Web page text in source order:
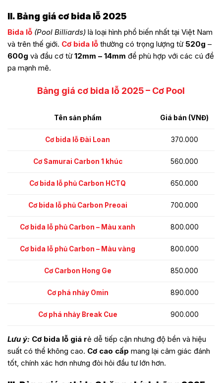
II. Bảng giá cơ bida lỗ 2025
Bida lỗ (Pool Billiards) là loại hình phổ biến nhất tại Việt Nam
và trên thế giới. Cơ bida lỗ thường có trọng lượng từ 520g –
600g và đầu cơ từ 12mm – 14mm để phù hợp với các cú đề
pa mạnh mẽ.
Bảng giá cơ bida lỗ 2025 – Cơ Pool
Tên sản phẩm Giá bán (VNĐ)
Cơ bida lỗ Đài Loan 370.000
Cơ Samurai Carbon 1 khúc 560.000
Cơ bida lỗ phủ Carbon HCTQ 650.000
Cơ bida lỗ phủ Carbon Preoai 700.000
Cơ bida lỗ phủ Carbon – Màu xanh 800.000
Cơ bida lỗ phủ Carbon – Màu vàng 800.000
Cơ Carbon Hong Ge 850.000
Cơ phá nhảy Omin 890.000
Cơ phá nhảy Break Cue 900.000
Lưu ý: Cơ bida lỗ giá rẻ dễ tiếp cận nhưng độ bền và hiệu
suất có thể không cao. Cơ cao cấp mang lại cảm giác đánh
tốt, chính xác hơn nhưng đòi hỏi đầu tư lớn hơn.